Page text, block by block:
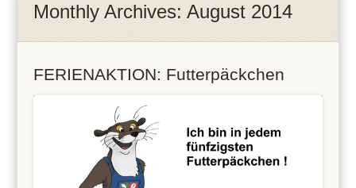
Monthly Archives: August 2014
FERIENAKTION: Futterpäckchen